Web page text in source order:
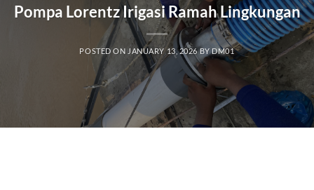
Pompa Lorentz Irigasi Ramah Lingkungan
POSTED ON JANUARY 13, 2026BYDM01